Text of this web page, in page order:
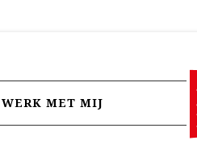
WERK MET MIJ